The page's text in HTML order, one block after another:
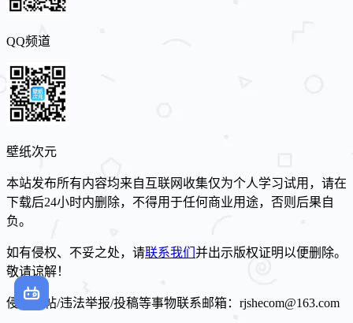
QQ频道
壁纸次元
本站发布所有内容均来自互联网收集仅为个人学习试用，请在
下载后24小时内删除，不得用于任何商业用途，否则后果自
负。
如有侵权、不妥之处，请联系我们 并出示版权证明以便删除。
敬请谅解！
侵权删帖/违法举报/投稿等事物联系邮箱：rjshecom@163.com